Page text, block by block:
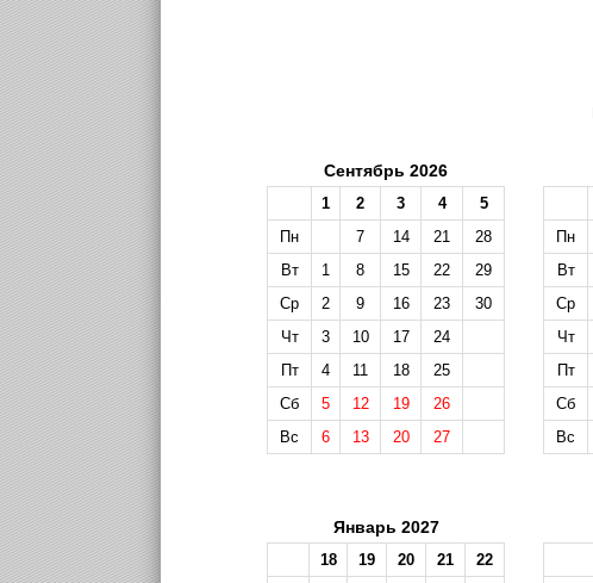
Сентябрь 2026
1 2 3 4
5
Пн
7 14 21
28
Вт
1 8 15 22
29
Ср
2 9 16 23
30
Чт
3 10 17
24
Пт
4 11 18
25
Сб
5 12 19
26
Вс
6 13 20 27
Пн
Вт
Ср
Чт
Пт
Сб
Вс
Январь 2027
18 19 20 21
22